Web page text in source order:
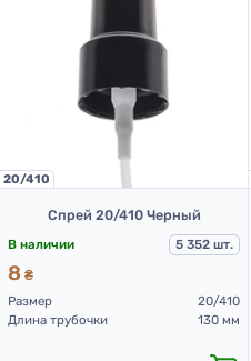
20/410
Спрей 20/410 Черный
В наличии 5 352 шт.
8 ₴
Размер
20/410
Длина трубочки
130 мм